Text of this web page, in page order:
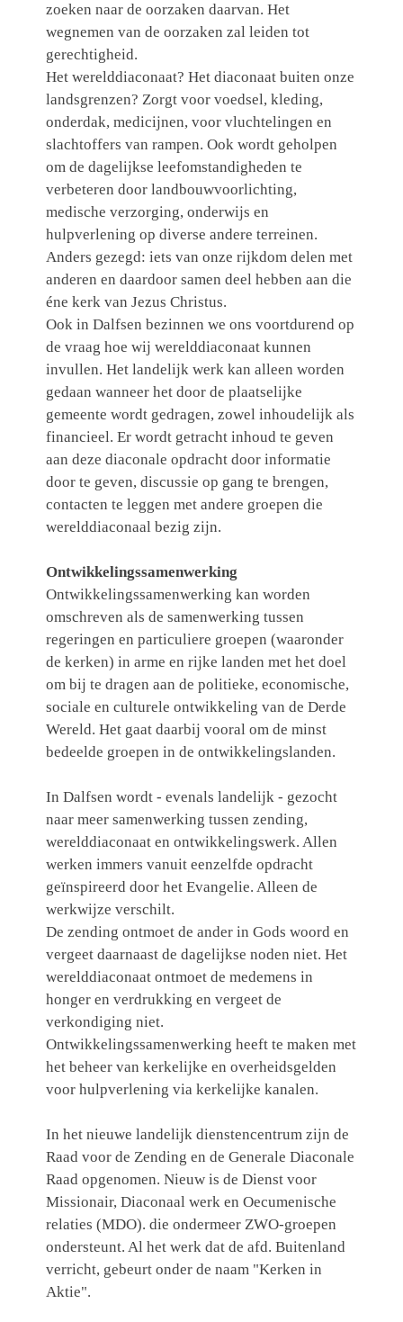
zoeken naar de oorzaken daarvan. Het
wegnemen van de oorzaken zal leiden tot
gerechtigheid.
Het werelddiaconaat? Het diaconaat buiten onze
landsgrenzen? Zorgt voor voedsel, kleding,
onderdak, medicijnen, voor vluchtelingen en
slachtoffers van rampen. Ook wordt geholpen
om de dagelijkse leefomstandigheden te
verbeteren door landbouwvoorlichting,
medische verzorging, onderwijs en
hulpverlening op diverse andere terreinen.
Anders gezegd: iets van onze rijkdom delen met
anderen en daardoor samen deel hebben aan die
éne kerk van Jezus Christus.
Ook in Dalfsen bezinnen we ons voortdurend op
de vraag hoe wij werelddiaconaat kunnen
invullen. Het landelijk werk kan alleen worden
gedaan wanneer het door de plaatselijke
gemeente wordt gedragen, zowel inhoudelijk als
financieel. Er wordt getracht inhoud te geven
aan deze diaconale opdracht door informatie
door te geven, discussie op gang te brengen,
contacten te leggen met andere groepen die
werelddiaconaal bezig zijn.
Ontwikkelingssamenwerking
Ontwikkelingssamenwerking kan worden
omschreven als de samenwerking tussen
regeringen en particuliere groepen (waaronder
de kerken) in arme en rijke landen met het doel
om bij te dragen aan de politieke, economische,
sociale en culturele ontwikkeling van de Derde
Wereld. Het gaat daarbij vooral om de minst
bedeelde groepen in de ontwikkelingslanden.
In Dalfsen wordt - evenals landelijk - gezocht
naar meer samenwerking tussen zending,
werelddiaconaat en ontwikkelingswerk. Allen
werken immers vanuit eenzelfde opdracht
geïnspireerd door het Evangelie. Alleen de
werkwijze verschilt.
De zending ontmoet de ander in Gods woord en
vergeet daarnaast de dagelijkse noden niet. Het
werelddiaconaat ontmoet de medemens in
honger en verdrukking en vergeet de
verkondiging niet.
Ontwikkelingssamenwerking heeft te maken met
het beheer van kerkelijke en overheidsgelden
voor hulpverlening via kerkelijke kanalen.
In het nieuwe landelijk dienstencentrum zijn de
Raad voor de Zending en de Generale Diaconale
Raad opgenomen. Nieuw is de Dienst voor
Missionair, Diaconaal werk en Oecumenische
relaties (MDO). die ondermeer ZWO-groepen
ondersteunt. Al het werk dat de afd. Buitenland
verricht, gebeurt onder de naam "Kerken in
Aktie".